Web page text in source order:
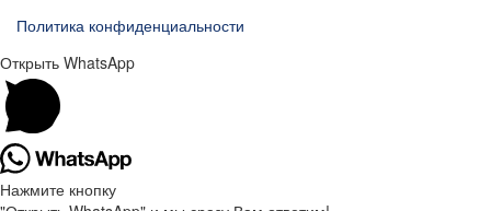
Политика конфиденциальности
Открыть WhatsApp
Нажмите кнопку